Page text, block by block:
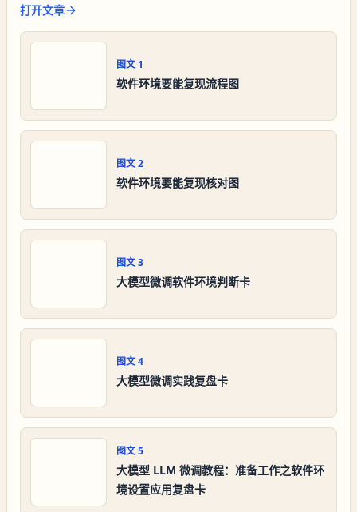
打开文章
图文 1
软件环境要能复现流程图
图文2
软件环境要能复现核对图
图文3
大模型微调软件环境判断卡
图文4
大模型微调实践复盘卡
图文5
大模型 LLM 微调教程：准备工作之软件环
境设置应用复盘卡